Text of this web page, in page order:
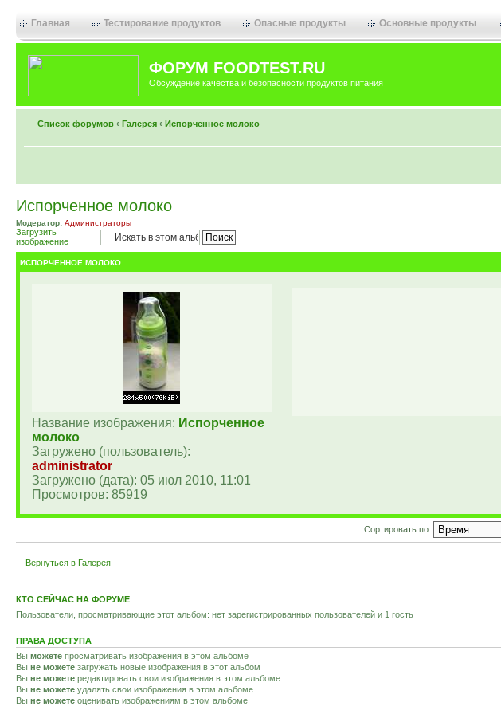
Главная Тестирование продуктов Опасные продукты Основные продукты
ФОРУМ FOODTEST.RU
Обсуждение качества и безопасности продуктов питания
Список форумов ‹ Галерея ‹ Испорченное молоко
Испорченное молоко
Модератор: Администраторы
Загрузить
изображение
ИСПОРЧЕННОЕ МОЛОКО
Название изображения: Испорченное
молоко
Загружено (пользователь):
administrator
Загружено (дата): 05 июл 2010, 11:01
Просмотров: 85919
Сортировать по:
Вернуться в Галерея
КТО СЕЙЧАС НА ФОРУМЕ
Пользователи, просматривающие этот альбом: нет зарегистрированных пользователей и 1 гость
ПРАВА ДОСТУПА
Вы можете просматривать изображения в этом альбоме
Вы не можете загружать новые изображения в этот альбом
Вы не можете редактировать свои изображения в этом альбоме
Вы не можете удалять свои изображения в этом альбоме
Вы не можете оценивать изображениям в этом альбоме